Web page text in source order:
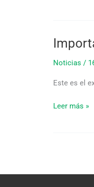
Noticias /
Este es el
Importancia
reducción
uso
auto
Leer más »